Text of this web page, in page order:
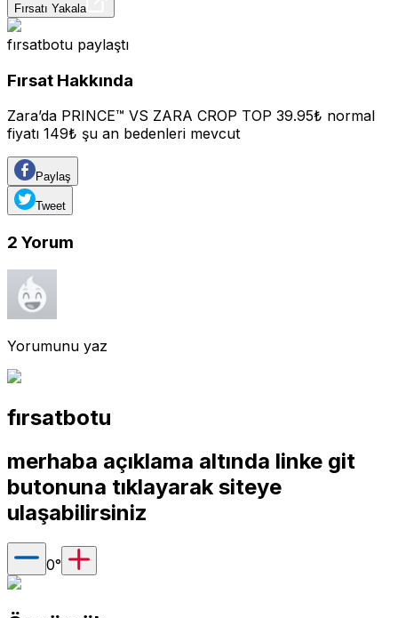
Fırsatı Yakala
fırsatbotu paylaştı
Fırsat Hakkında
Zara’da PRINCE™ VS ZARA CROP TOP 39.95₺ normal
fiyatı 149₺ şu an bedenleri mevcut
Paylaş
Tweet
2 Yorum
Yorumunu yaz
fırsatbotu
merhaba açıklama altında linke git
butonuna tıklayarak siteye
ulaşabilirsiniz
0°